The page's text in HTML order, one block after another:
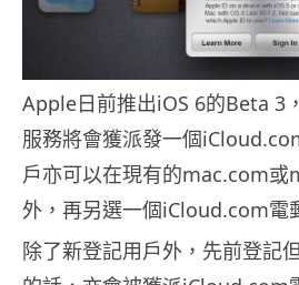
Apple日前推出iOS 6的Beta 3
服務將會獲派發一個
戶亦可以在現有的mac.com或
外，再另選一個iCloud.com電
除了新登記用戶外，先前登記